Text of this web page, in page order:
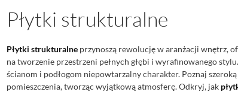
Płytki strukturalne
Płytki strukturalne przynoszą rewolucję w aranżacji wnętrz,
na tworzenie przestrzeni pełnych głębi i wyrafinowanego
ścianom i podłogom niepowtarzalny charakter. Poznaj
pomieszczenia, tworząc wyjątkową atmosferę. Odkryj, jak